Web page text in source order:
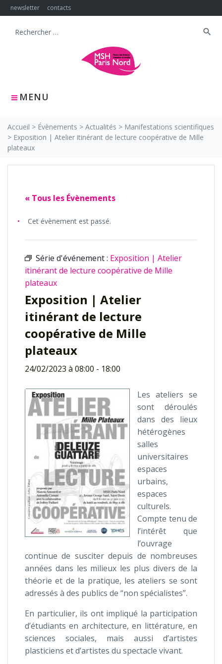
Skip
to
newsletter contacts
MENU
Search
search
Accueil > Évènements > Actualités > Manifestations scientifiques
> Exposition | Atelier itinérant de lecture coopérative de Mille
plateaux
« Tous les Évènements
Cet évènement est passé.
Série d'événement : Exposition | Atelier
itinérant de lecture coopérative de Mille
plateaux
Exposition | Atelier
itinérant de lecture
coopérative de Mille
plateaux
24/02/2023 à 08:00 - 18:00
Les ateliers se
sont déroulés
dans des lieux
hétérogènes
salles
universitaires
espaces
urbains,
espaces
culturels.
Compte tenu de
l’intérêt que
l’ouvrage
continue de susciter depuis de nombreuses
années dans les milieux les plus divers de la
théorie et de la pratique, les ateliers se sont
adressés à des publics de “non spécialistes”.
En particulier, ils ont impliqué la participation
d’étudiants en architecture, en littérature, en
sciences sociales, mais aussi d’artistes
plasticiens et d’artistes du spectacle vivant.